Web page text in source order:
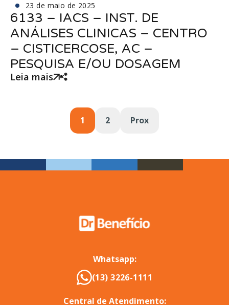
23 de maio de 2025
6133 – IACS – INST. DE
ANÁLISES CLINICAS – CENTRO
– CISTICERCOSE, AC –
PESQUISA E/OU DOSAGEM
Leia mais
1 2 Prox
Whatsapp:
(13) 3226-1111
Central de Atendimento: